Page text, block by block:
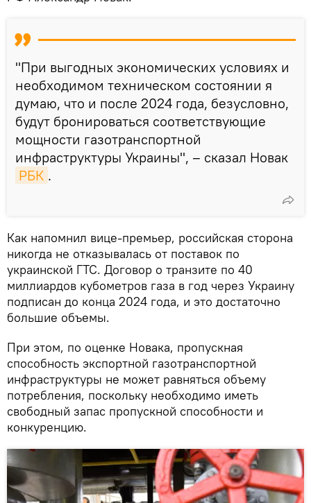
"При выгодных экономических условиях и
необходимом техническом состоянии я
думаю, что и после 2024 года, безусловно,
будут бронироваться соответствующие
мощности газотранспортной
инфраструктуры Украины", – сказал Новак
РБК .
Как напомнил вице-премьер, российская сторона
никогда не отказывалась от поставок по
украинской ГТС. Договор о транзите по 40
миллиардов кубометров газа в год через Украину
подписан до конца 2024 года, и это достаточно
большие объемы.
При этом, по оценке Новака, пропускная
способность экспортной газотранспортной
инфраструктуры не может равняться объему
потребления, поскольку необходимо иметь
свободный запас пропускной способности и
конкуренцию.